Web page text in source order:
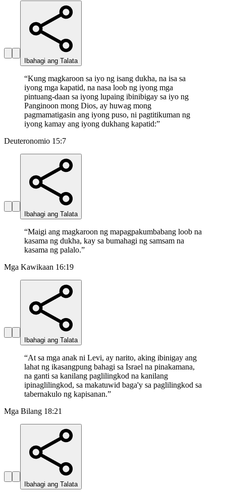
Ibahagi ang Talata
“Kung magkaroon sa iyo ng isang dukha, na isa sa
iyong mga kapatid, na nasa loob ng iyong mga
pintuang-daan sa iyong lupaing ibinibigay sa iyo ng
Panginoon mong Dios, ay huwag mong
pagmamatigasin ang iyong puso, ni pagtitikuman ng
iyong kamay ang iyong dukhang kapatid:”
Deuteronomio 15:7
Ibahagi ang Talata
“Maigi ang magkaroon ng mapagpakumbabang loob na
kasama ng dukha, kay sa bumahagi ng samsam na
kasama ng palalo.”
Mga Kawikaan 16:19
Ibahagi ang Talata
“At sa mga anak ni Levi, ay narito, aking ibinigay ang
lahat ng ikasangpung bahagi sa Israel na pinakamana,
na ganti sa kanilang paglilingkod na kanilang
ipinaglilingkod, sa makatuwid baga'y sa paglilingkod sa
tabernakulo ng kapisanan.”
Mga Bilang 18:21
Ibahagi ang Talata